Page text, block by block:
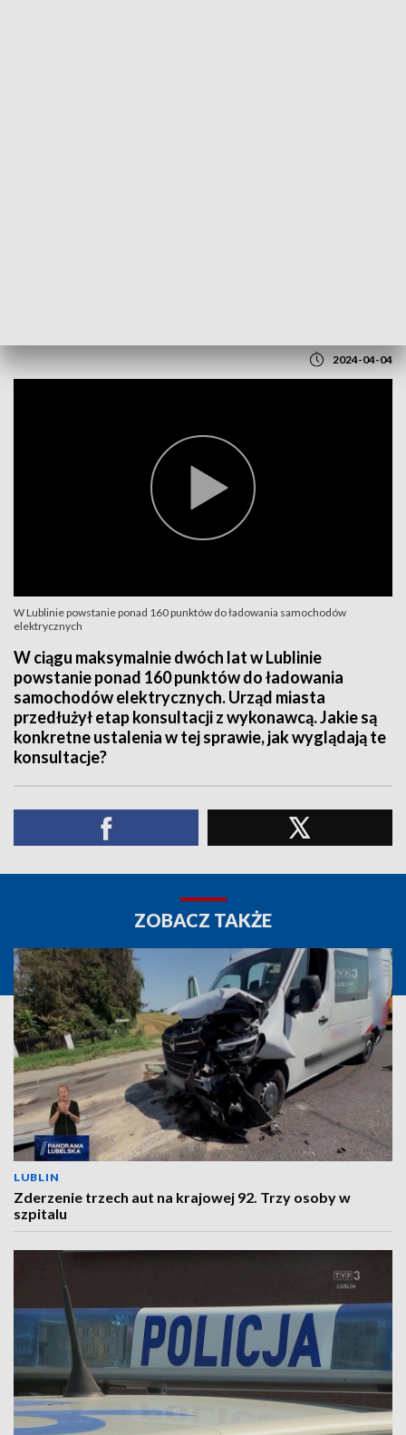
2024-04-04
W Lublinie powstanie ponad 160 punktów do ładowania samochodów
elektrycznych
W ciągu maksymalnie dwóch lat w Lublinie
powstanie ponad 160 punktów do ładowania
samochodów elektrycznych. Urząd miasta
przedłużył etap konsultacji z wykonawcą. Jakie są
konkretne ustalenia w tej sprawie, jak wyglądają te
konsultacje?
ZOBACZ TAKŻE
LUBLIN
Zderzenie trzech aut na krajowej 92. Trzy osoby w
szpitalu